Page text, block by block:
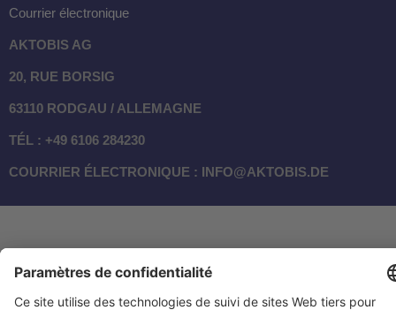
Courrier électronique
AKTOBIS AG
20, RUE BORSIG
63110 RODGAU / ALLEMAGNE
TÉL : +49 6106 284230
COURRIER ÉLECTRONIQUE : INFO@AKTOBIS.DE